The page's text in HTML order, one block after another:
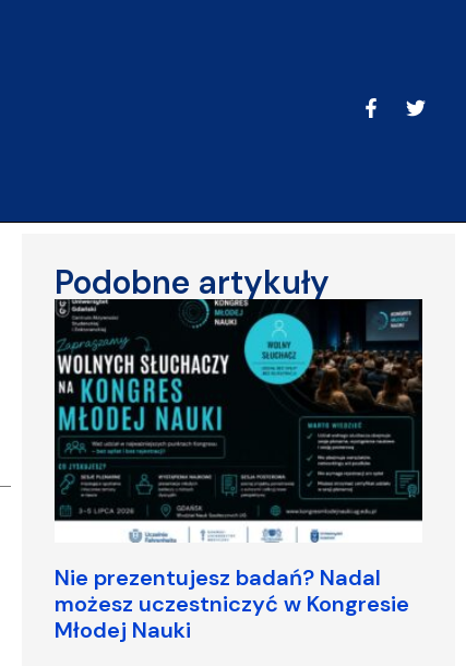
Podobne artykuły
Nie prezentujesz badań? Nadal
możesz uczestniczyć w Kongresie
Młodej Nauki